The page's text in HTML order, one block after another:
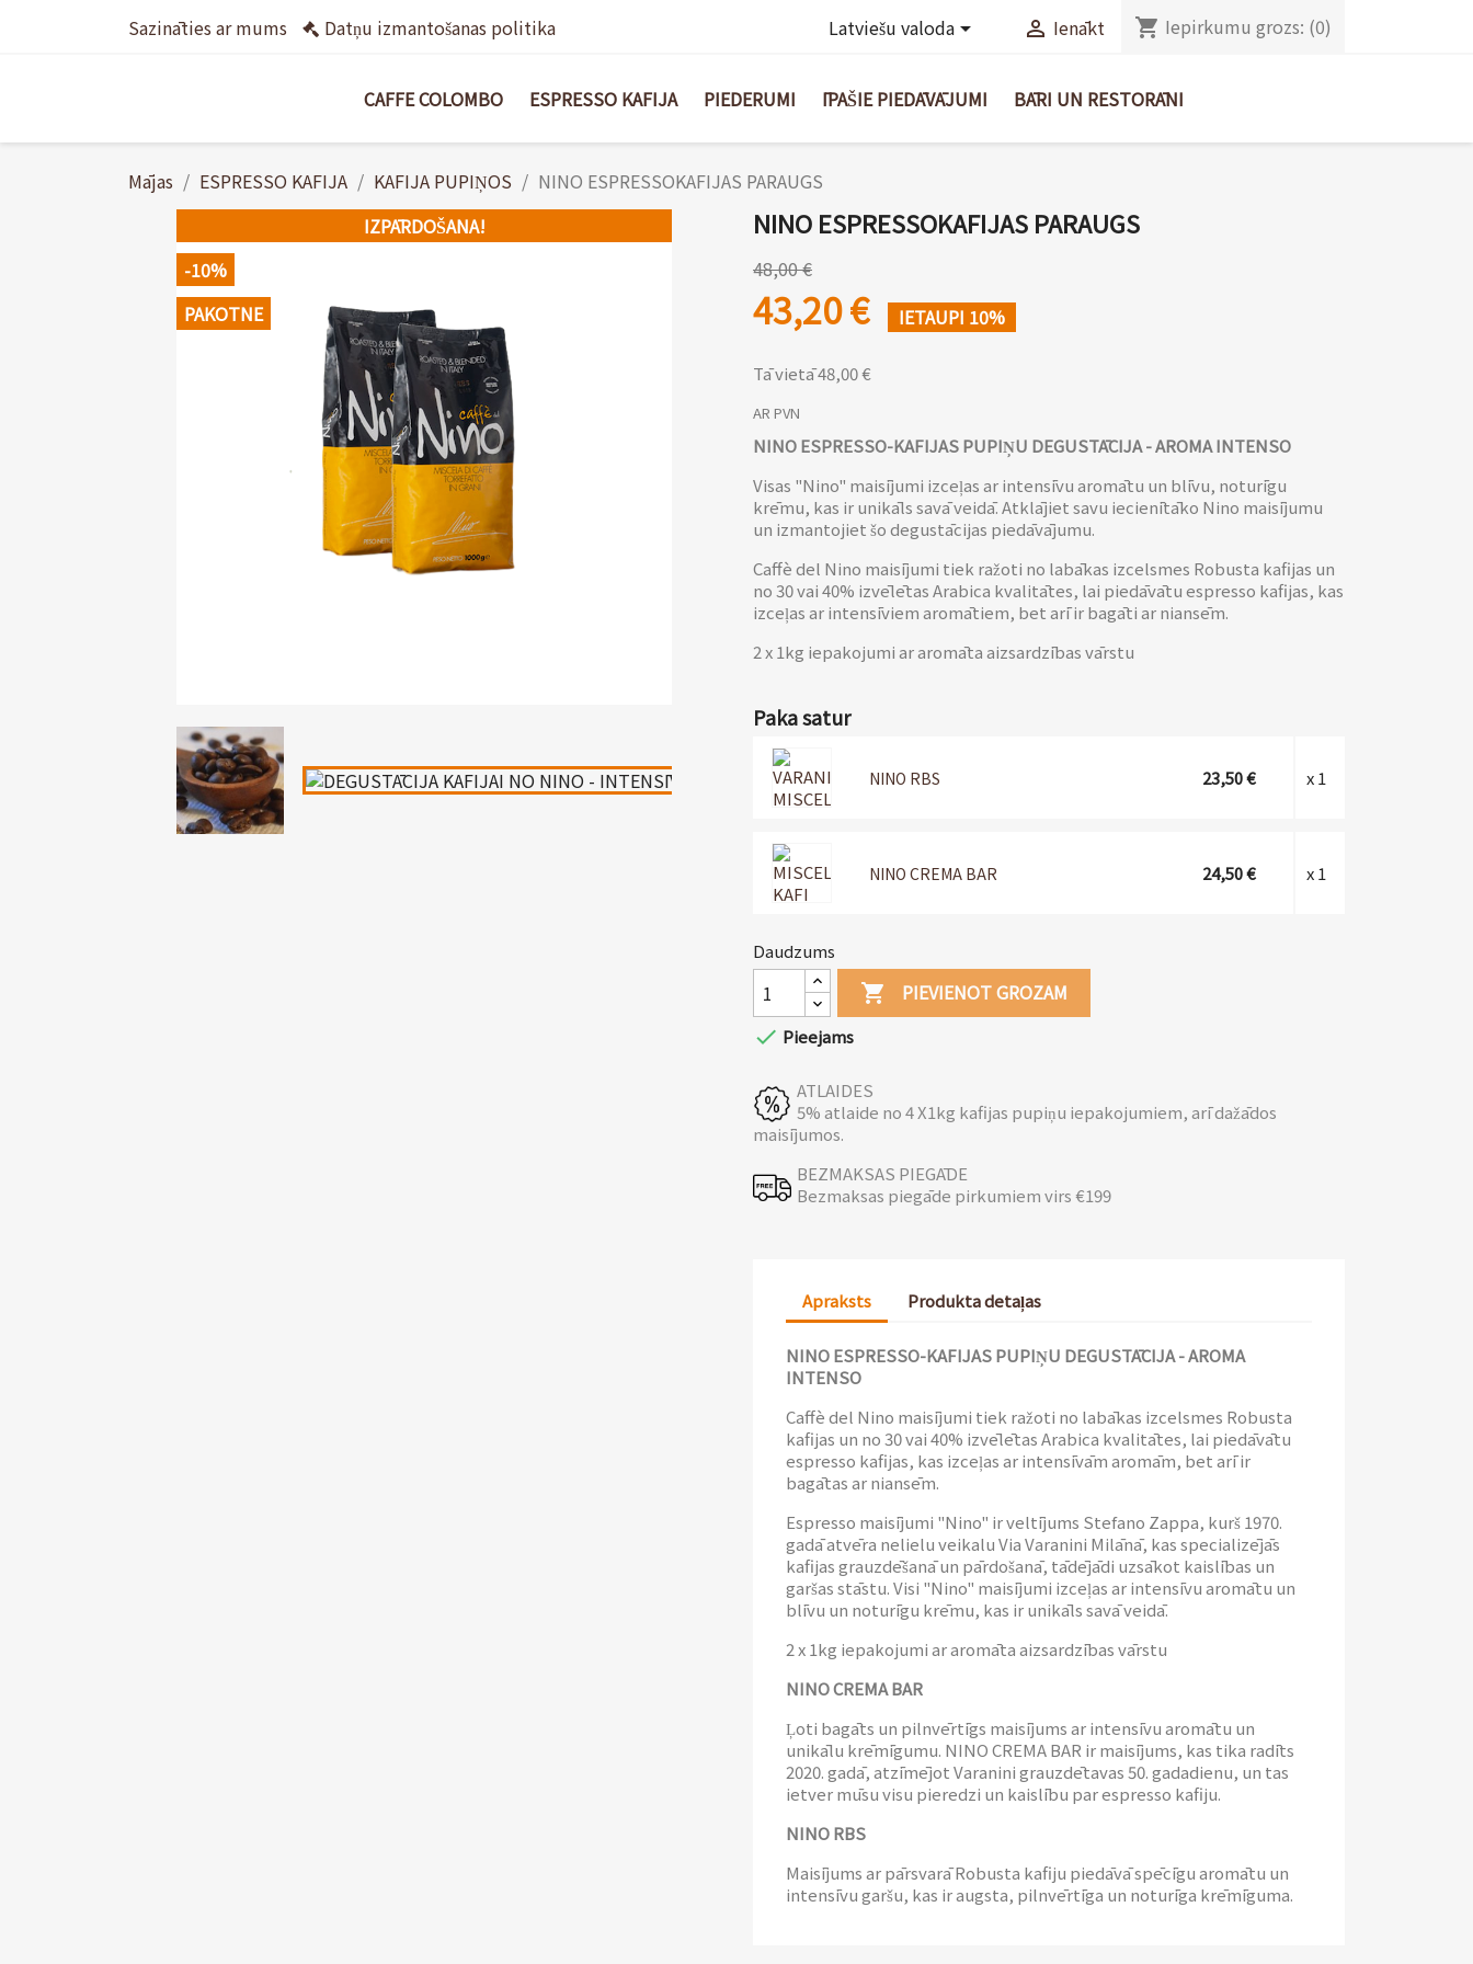
Sazināties ar mums Datņu izmantošanas politika Latviešu valoda  Ienākt shopping_cart Iepirkumu grozs: (0)
CAFFE COLOMBO ESPRESSO KAFIJA PIEDERUMI ĪPAŠIE PIEDĀVĀJUMI BĀRI UN RESTORĀNI
Mājas ESPRESSO KAFIJA KAFIJA PUPIŅOS
NINO ESPRESSOKAFIJAS PARAUGS
IZPĀRDOŠANA!
-10%
PAKOTNE
NINO ESPRESSOKAFIJAS PARAUGS
48,00 €
43,20 € IETAUPI 10%
Tā vietā 48,00 €
AR PVN
NINO ESPRESSO-KAFIJAS PUPIŅU DEGUSTĀCIJA - AROMA INTENSO
Visas "Nino" maisījumi izceļas ar intensīvu aromātu un blīvu, noturīgu
krēmu, kas ir unikāls savā veidā. Atklājiet savu iecienītāko Nino maisījumu
un izmantojiet šo degustācijas piedāvājumu.
Caffè del Nino maisījumi tiek ražoti no labākas izcelsmes Robusta kafijas un
no 30 vai 40% izvēlētas Arabica kvalitātes, lai piedāvātu espresso kafijas, kas
izceļas ar intensīviem aromātiem, bet arī ir bagāti ar niansēm.
2 x 1kg iepakojumi ar aromāta aizsardzības vārstu
Paka satur
NINO RBS 23,50 € x 1
NINO CREMA BAR 24,50 € x 1
Daudzums

PIEVIENOT GROZAM
 Pieejams
ATLAIDES
5% atlaide no 4 X1kg kafijas pupiņu iepakojumiem, arī dažādos
maisījumos.
BEZMAKSAS PIEGĀDE
Bezmaksas piegāde pirkumiem virs €199
Apraksts Produkta detaļas
NINO ESPRESSO-KAFIJAS PUPIŅU DEGUSTĀCIJA - AROMA
INTENSO
Caffè del Nino maisījumi tiek ražoti no labākas izcelsmes Robusta
kafijas un no 30 vai 40% izvēlētas Arabica kvalitātes, lai piedāvātu
espresso kafijas, kas izceļas ar intensīvām aromām, bet arī ir
bagātas ar niansēm.
Espresso maisījumi "Nino" ir veltījums Stefano Zappa, kurš 1970.
gadā atvēra nelielu veikalu Via Varanini Milānā, kas specializējās
kafijas grauzdēšanā un pārdošanā, tādējādi uzsākot kaislības un
garšas stāstu. Visi "Nino" maisījumi izceļas ar intensīvu aromātu un
blīvu un noturīgu krēmu, kas ir unikāls savā veidā.
2 x 1kg iepakojumi ar aromāta aizsardzības vārstu
NINO CREMA BAR
Ļoti bagāts un pilnvērtīgs maisījums ar intensīvu aromātu un
unikālu krēmīgumu. NINO CREMA BAR ir maisījums, kas tika radīts
2020. gadā, atzīmējot Varanini grauzdētavas 50. gadadienu, un tas
ietver mūsu visu pieredzi un kaislību par espresso kafiju.
NINO RBS
Maisījums ar pārsvarā Robusta kafiju piedāvā spēcīgu aromātu un
intensīvu garšu, kas ir augsta, pilnvērtīga un noturīga krēmīguma.